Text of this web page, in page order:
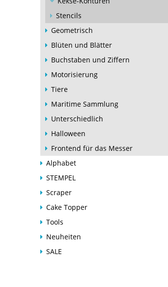
Stencils
Geometrisch
Blüten und Blätter
Buchstaben und Ziffern
Motorisierung
Tiere
Maritime Sammlung
Unterschiedlich
Halloween
Frontend für das Messer
Alphabet
STEMPEL
Scraper
Cake Topper
Tools
Neuheiten
SALE